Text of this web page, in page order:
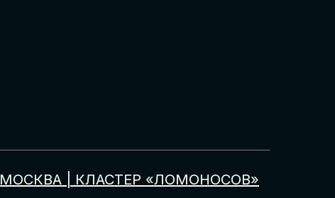
МОСКВА | КЛАСТЕР «ЛОМОНОСОВ»